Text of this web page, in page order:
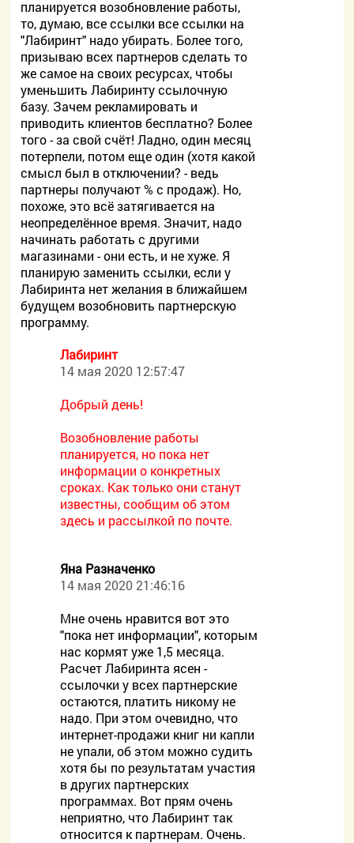
планируется возобновление работы,
то, думаю, все ссылки все ссылки на
"Лабиринт" надо убирать. Более того,
призываю всех партнеров сделать то
же самое на своих ресурсах, чтобы
уменьшить Лабиринту ссылочную
базу. Зачем рекламировать и
приводить клиентов бесплатно? Более
того - за свой счёт! Ладно, один месяц
потерпели, потом еще один (хотя какой
смысл был в отключении? - ведь
партнеры получают % с продаж). Но,
похоже, это всё затягивается на
неопределённое время. Значит, надо
начинать работать с другими
магазинами - они есть, и не хуже. Я
планирую заменить ссылки, если у
Лабиринта нет желания в ближайшем
будущем возобновить партнерскую
программу.
Лабиринт
14 мая 2020 12:57:47
Добрый день!
Возобновление работы
планируется, но пока нет
информации о конкретных
сроках. Как только они станут
известны, сообщим об этом
здесь и рассылкой по почте.
Яна Разначенко
14 мая 2020 21:46:16
Мне очень нравится вот это
"пока нет информации", которым
нас кормят уже 1,5 месяца.
Расчет Лабиринта ясен -
ссылочки у всех партнерские
остаются, платить никому не
надо. При этом очевидно, что
интернет-продажи книг ни капли
не упали, об этом можно судить
хотя бы по результатам участия
в других партнерских
программах. Вот прям очень
неприятно, что Лабиринт так
относится к партнерам. Очень.